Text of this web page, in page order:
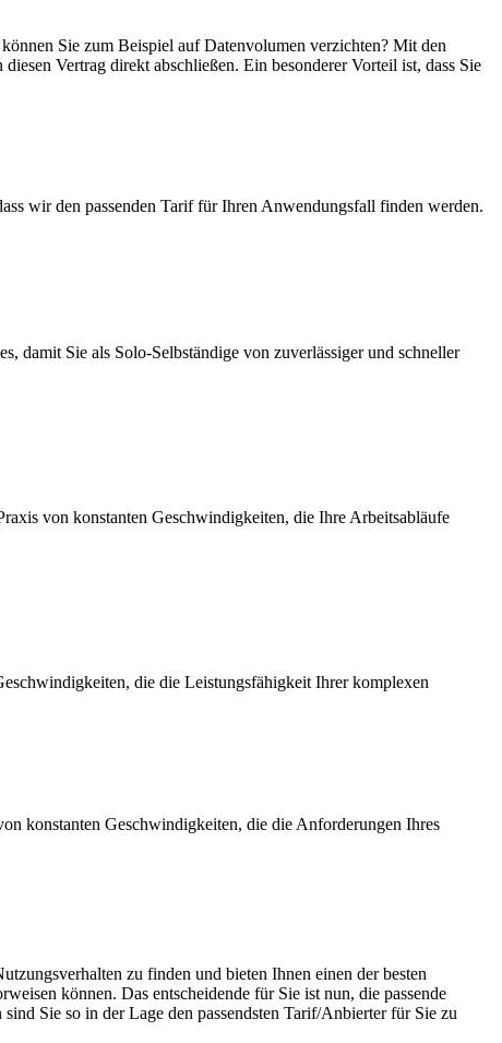
Sie zum Beispiel auf Datenvolumen verzichten? Mit den
Vertrag direkt abschließen. Ein besonderer Vorteil ist, dass Sie
wir den passenden Tarif für Ihren Anwendungsfall finden werden.
damit Sie als Solo-Selbständige von zuverlässiger und schneller
von konstanten Geschwindigkeiten, die Ihre Arbeitsabläufe
die die Leistungsfähigkeit Ihrer komplexen
konstanten Geschwindigkeiten, die die Anforderungen Ihres
zu finden und bieten Ihnen einen der besten
können. Das entscheidende für Sie ist nun, die passende
Sie so in der Lage den passendsten Tarif/Anbierter für Sie zu